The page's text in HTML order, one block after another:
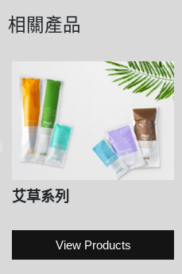
相關產品
艾草系列
View Products